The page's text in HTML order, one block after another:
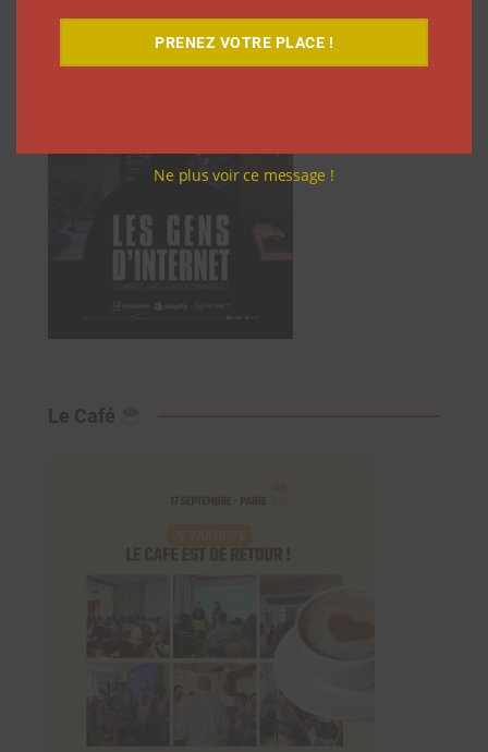
Le Café
PRENEZ VOTRE PLACE !
Ne plus voir ce message !